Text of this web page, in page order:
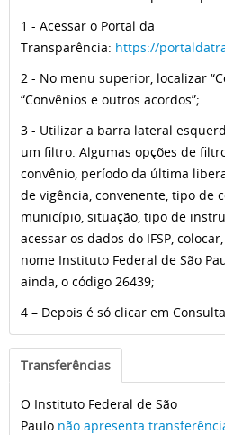
1 - Acessar o Portal da
Transparência: https://
2 - No menu superior, localizar
“Convênios e outros acordos”;
3 - Utilizar a barra lateral
um filtro. Algumas opções de
convênio, período da última
de vigência, convenente, tipo de
município, situação, tipo de
acessar os dados do IFSP,
nome Instituto Federal de São
ainda, o código 26439;
4 – Depois é só clicar em
Transferências
O Instituto Federal de São
Paulo não apresenta